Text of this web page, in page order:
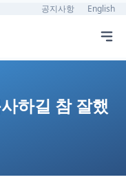
공지사항 English
하길 참 잘했